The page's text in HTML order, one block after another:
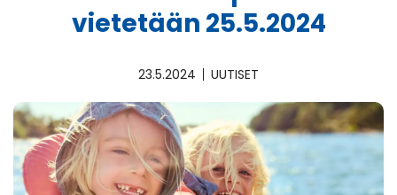
vietetään 25.5.2024
23.5.2024 UUTISET